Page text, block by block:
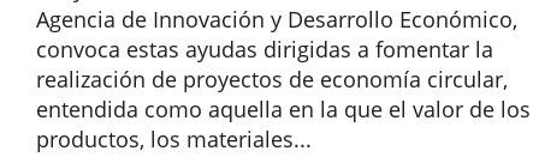
Agencia de Innovación y Desarrollo Económico,
convoca estas ayudas dirigidas a fomentar la
realización de proyectos de economía circular,
entendida como aquella en la que el valor de los
productos, los materiales...